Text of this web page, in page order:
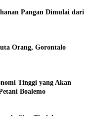
Pangan Dimulai dari
Orang, Gorontalo
Tinggi yang Akan
Boalemo